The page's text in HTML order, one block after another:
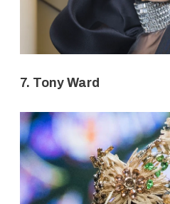
7. Tony Ward